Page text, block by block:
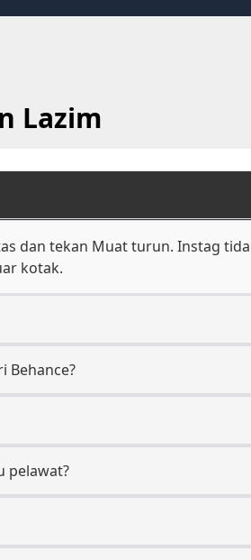
Lazim
dan tekan Muat turun. Instag
kotak.
Behance?
pelawat?